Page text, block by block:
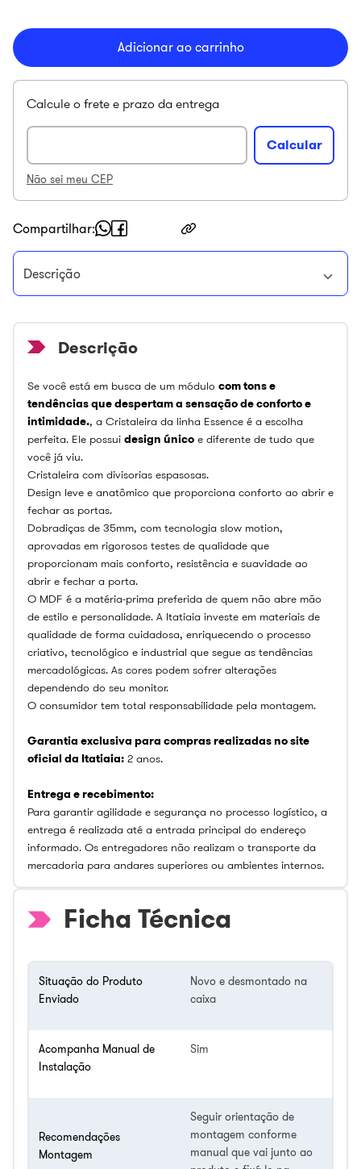
Adicionar ao carrinho
Não sei meu CEP
Compartilhar
Descrição
Se você está em busca de um módulo com tons e
tendências que despertam a sensação de conforto e
intimidade., a Cristaleira da linha Essence é a escolha
perfeita. Ele possui design único e diferente de tudo que
você já viu.
Cristaleira com divisorias espasosas.
Design leve e anatômico que proporciona conforto ao abrir e
fechar as portas.
Dobradiças de 35mm, com tecnologia slow motion,
aprovadas em rigorosos testes de qualidade que
proporcionam mais conforto, resistência e suavidade ao
abrir e fechar a porta.
O MDF é a matéria-prima preferida de quem não abre mão
de estilo e personalidade. A Itatiaia investe em materiais de
qualidade de forma cuidadosa, enriquecendo o processo
criativo, tecnológico e industrial que segue as tendências
mercadológicas. As cores podem sofrer alterações
dependendo do seu monitor.
O consumidor tem total responsabilidade pela montagem.
Garantia exclusiva para compras realizadas no site
oficial da Itatiaia: 2 anos.
Entrega e recebimento:
Para garantir agilidade e segurança no processo logístico, a
entrega é realizada até a entrada principal do endereço
informado. Os entregadores não realizam o transporte da
mercadoria para andares superiores ou ambientes internos.
Ficha Técnica
Situação do Produto
Enviado
Novo e desmontado na
caixa
Acompanha Manual de
Instalação
Sim
Recomendações
Montagem
Seguir orientação de
montagem conforme
manual que vai junto ao